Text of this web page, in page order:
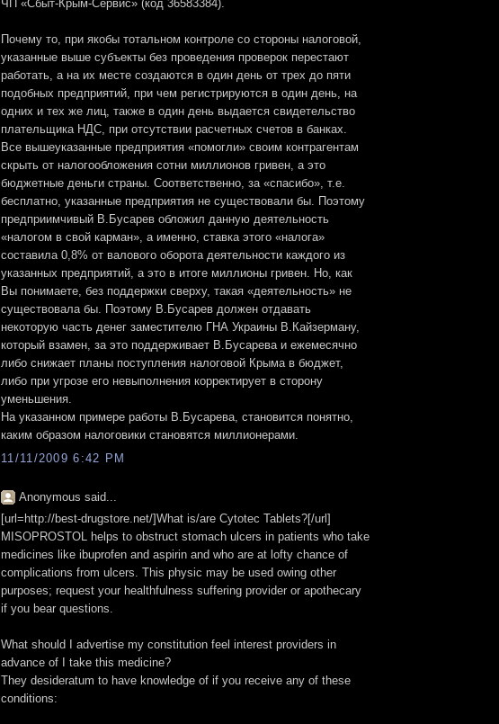
ЧП «Сбыт-Крым-Сервис» (код 36583384).
Почему то, при якобы тотальном контроле со стороны налоговой,
указанные выше субъекты без проведения проверок перестают
работать, а на их месте создаются в один день от трех до пяти
подобных предприятий, при чем регистрируются в один день, на
одних и тех же лиц, также в один день выдается свидетельство
плательщика НДС, при отсутствии расчетных счетов в банках.
Все вышеуказанные предприятия «помогли» своим контрагентам
скрыть от налогообложения сотни миллионов гривен, а это
бюджетные деньги страны. Соответственно, за «спасибо», т.е.
бесплатно, указанные предприятия не существовали бы. Поэтому
предприимчивый В.Бусарев обложил данную деятельность
«налогом в свой карман», а именно, ставка этого «налога»
составила 0,8% от валового оборота деятельности каждого из
указанных предприятий, а это в итоге миллионы гривен. Но, как
Вы понимаете, без поддержки сверху, такая «деятельность» не
существовала бы. Поэтому В.Бусарев должен отдавать
некоторую часть денег заместителю ГНА Украины В.Кайзерману,
который взамен, за это поддерживает В.Бусарева и ежемесячно
либо снижает планы поступления налоговой Крыма в бюджет,
либо при угрозе его невыполнения корректирует в сторону
уменьшения.
На указанном примере работы В.Бусарева, становится понятно,
каким образом налоговики становятся миллионерами.
11/11/2009 6:42 PM
Anonymous said...
[url=http://best-drugstore.net/]What is/are Cytotec Tablets?[/url]
MISOPROSTOL helps to obstruct stomach ulcers in patients who take
medicines like ibuprofen and aspirin and who are at lofty chance of
complications from ulcers. This physic may be used owing other
purposes; request your healthfulness suffering provider or apothecary
if you bear questions.
What should I advertise my constitution feel interest providers in
advance of I take this medicine?
They desideratum to have knowledge of if you receive any of these
conditions: